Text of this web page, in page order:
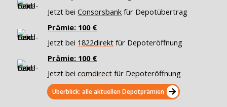
Jetzt beiConsorsbank für Depotübertrag
Prämie: 100 €
Jetzt bei 1822direkt für Depoteröffnung
Prämie: 100 €
Jetzt beicomdirect für Depoteröffnung
Überblick: alle aktuellen Depotprämien